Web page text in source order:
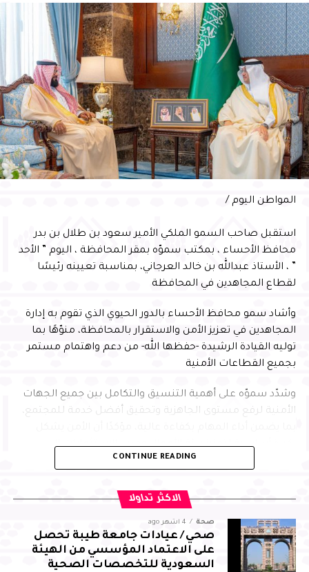
الأحساء لهذا الإنجاز جاء نتيجة جهود متكاملة في مجال
المسؤولية المجتمعية
بدوره أوضح أمين الأحساء المهندس عصام الملا، أن هذا
الاختيار تحقق بدعم القيادة ومتابعة سمو محافظ الأحساء،
مؤكدًا أن الإنجاز يعكس التزام مختلف القطاعات بتعزيز
المسؤولية المجتمعية وتحسين جودة الحياة، مشيرًا إلى أن
“خطة الأحساء مدينة المسؤولية الاجتماعية 2026” تهدف إلى
تنفيذ مبادرات نوعية وشراكات فاعلة تعزز مكانة المحافظة
وفي ختام الحفل، سلّم سمو محافظ الأحساء شهادة السفير
الملا
المواطن اليوم /
استقبل صاحب السمو الملكي الأمير سعود بن طلال بن بدر
محافظ الأحساء ، بمكتب سموّه بمقر المحافظة ، اليوم ” الأحد
” ، الأستاذ عبدالله بن خالد العرجاني، بمناسبة تعيينه رئيسًا
لقطاع المجاهدين في المحافظة
وأشاد سمو محافظ الأحساء بالدور الحيوي الذي تقوم به إدارة
المجاهدين في تعزيز الأمن والاستقرار بالمحافظة، منوّهًا بما
توليه القيادة الرشيدة -حفظها الله- من دعم واهتمام مستمر
بجميع القطاعات الأمنية
وشدّد سموّه على أهمية التنسيق والتكامل بين جميع الجهات
الأمنية لرفع مستوى الجاهزية وتحقيق أفضل خدمة للمجتمع،
ركيزة أساسية لتعزيز بيئة الأعمال وجذب الاستثمارات إلى
المحافظة، بما يسهم في التنمية المستدامة
من جانبه، أعرب العرجاني عن شكره لسمو محافظ الأحساء على
توجيهاته واهتمامه ودعمه المستمر، مؤكدًا مضاعفة الجهود
والالتزام بالمسؤوليات المنوطة به لضمان تحقيق أفضل النتائج
لقطاع المجاهدين بالمحافظة
CONTINUE READING
الاكثر تداولا
صحة 4 أشهر ago
صحي / عيادات جامعة طيبة تحصل
على الاعتماد المؤسسي من الهيئة
السعودية للتخصصات الصحية